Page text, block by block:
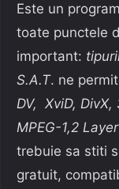
Este un
toate punctele
important:
S.A.T. ne
DV, XviD, DivX,
MPEG-1,2
trebuie sa stiti
gratuit,